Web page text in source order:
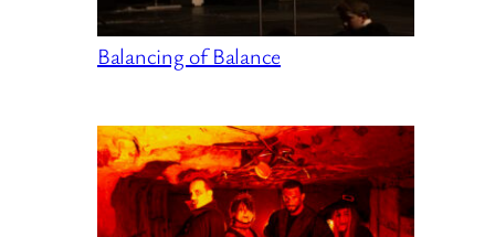
Balancing of Balance